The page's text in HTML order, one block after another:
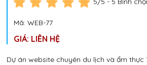
Mã: WEB-77
GIÁ: LIÊN HỆ
Dự án website chuyên du lịch và ẩm thực